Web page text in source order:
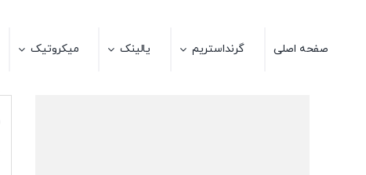
صفحه اصلی گرنداستریم یالینک میکروتیک